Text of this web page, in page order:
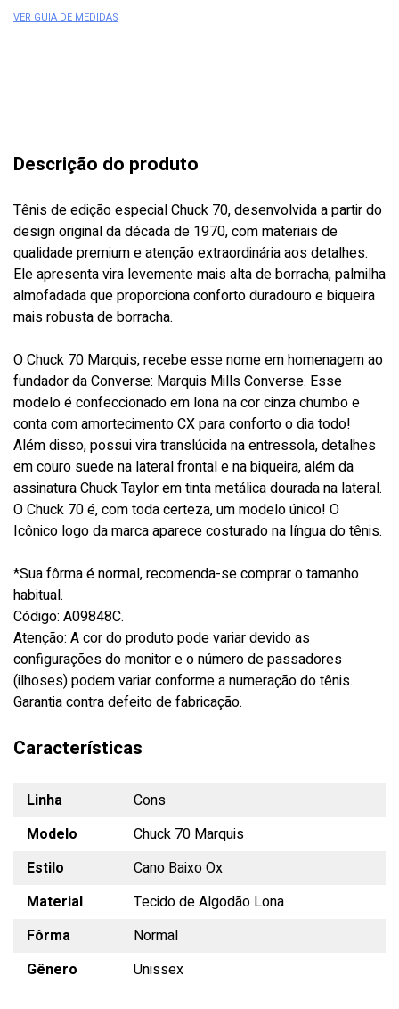
VER GUIA DE MEDIDAS
Descrição do produto
Tênis de edição especial Chuck 70, desenvolvida a partir do
design original da década de 1970, com materiais de
qualidade premium e atenção extraordinária aos detalhes.
Ele apresenta vira levemente mais alta de borracha, palmilha
almofadada que proporciona conforto duradouro e biqueira
mais robusta de borracha.
O Chuck 70 Marquis, recebe esse nome em homenagem ao
fundador da Converse: Marquis Mills Converse. Esse
modelo é confeccionado em lona na cor cinza chumbo e
conta com amortecimento CX para conforto o dia todo!
Além disso, possui vira translúcida na entressola, detalhes
em couro suede na lateral frontal e na biqueira, além da
assinatura Chuck Taylor em tinta metálica dourada na lateral.
O Chuck 70 é, com toda certeza, um modelo único! O
Icônico logo da marca aparece costurado na língua do tênis.
*Sua fôrma é normal, recomenda-se comprar o tamanho
habitual.
Código: A09848C.
Atenção: A cor do produto pode variar devido as
configurações do monitor e o número de passadores
(ilhoses) podem variar conforme a numeração do tênis.
Garantia contra defeito de fabricação.
Características
Linha
Cons
Modelo
Chuck 70 Marquis
Estilo
Cano Baixo Ox
Material
Tecido de Algodão Lona
Fôrma
Normal
Gênero
Unissex